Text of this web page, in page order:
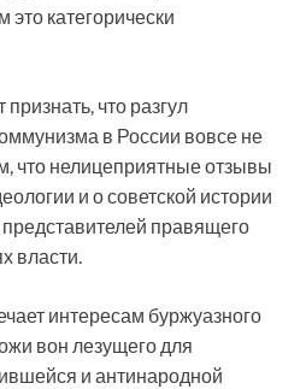
категорически
что разгул
в России вовсе не
что нелицеприятные отзывы
и о советской истории
правящего
власти.
интересам буржуазного
вон лезущего для
и антинародной